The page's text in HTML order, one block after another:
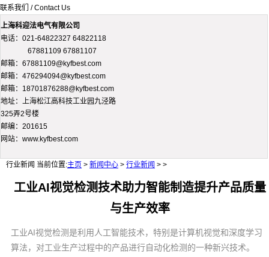
联系我们 / Contact Us
上海科迎法电气有限公司
电话：021-64822327 64822118
67881109 67881107
邮箱：67881109@kyfbest.com
邮箱：476294094@kyfbest.com
邮箱：18701876288@kyfbest.com
地址：上海松江高科技工业园九泾路
325弄2号楼
邮编：201615
网站：www.kyfbest.com
行业新闻 当前位置:主页 > 新闻中心 > 行业新闻 > >
工业AI视觉检测技术助力智能制造提升产品质量
与生产效率
工业AI视觉检测是利用人工智能技术，特别是计算机视觉和深度学习
算法，对工业生产过程中的产品进行自动化检测的一种新兴技术。